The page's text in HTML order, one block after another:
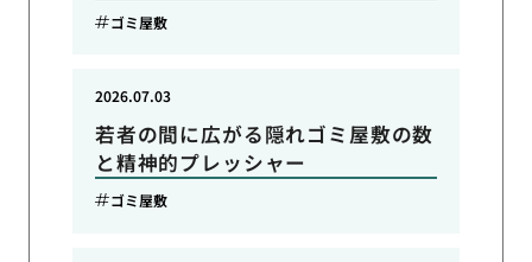
ゴミ屋敷
若者の間に広がる隠れゴミ屋敷の数
と精神的プレッシャー
2026.07.03
ゴミ屋敷